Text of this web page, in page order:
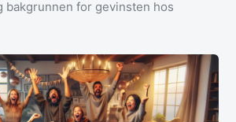
bakgrunnen for gevinsten hos